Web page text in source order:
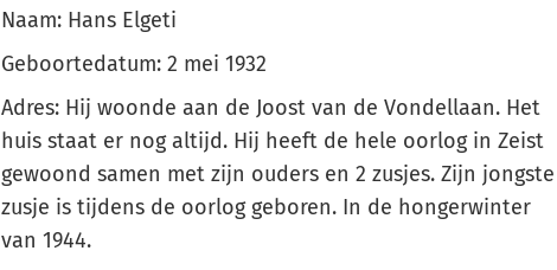
Naam: Hans Elgeti
Geboortedatum: 2 mei 1932
Adres: Hij woonde aan de Joost van de Vondellaan. Het
huis staat er nog altijd. Hij heeft de hele oorlog in Zeist
gewoond samen met zijn ouders en 2 zusjes. Zijn jongste
zusje is tijdens de oorlog geboren. In de hongerwinter
van 1944.